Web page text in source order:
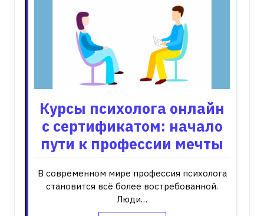
Курсы психолога онлайн
с сертификатом: начало
пути к профессии мечты
В современном мире профессия психолога
становится всё более востребованной.
Люди…